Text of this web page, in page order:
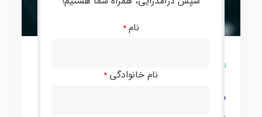
دوره آنلاین و حضوری
نام *
نام خانوادگی *